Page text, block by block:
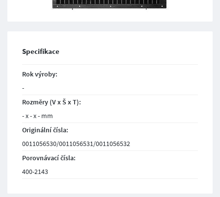
Specifikace
Rok výroby:
-
Rozměry (V x Š x T):
- x - x - mm
Originální čísla:
0011056530/0011056531/0011056532
Porovnávací čísla:
400-2143